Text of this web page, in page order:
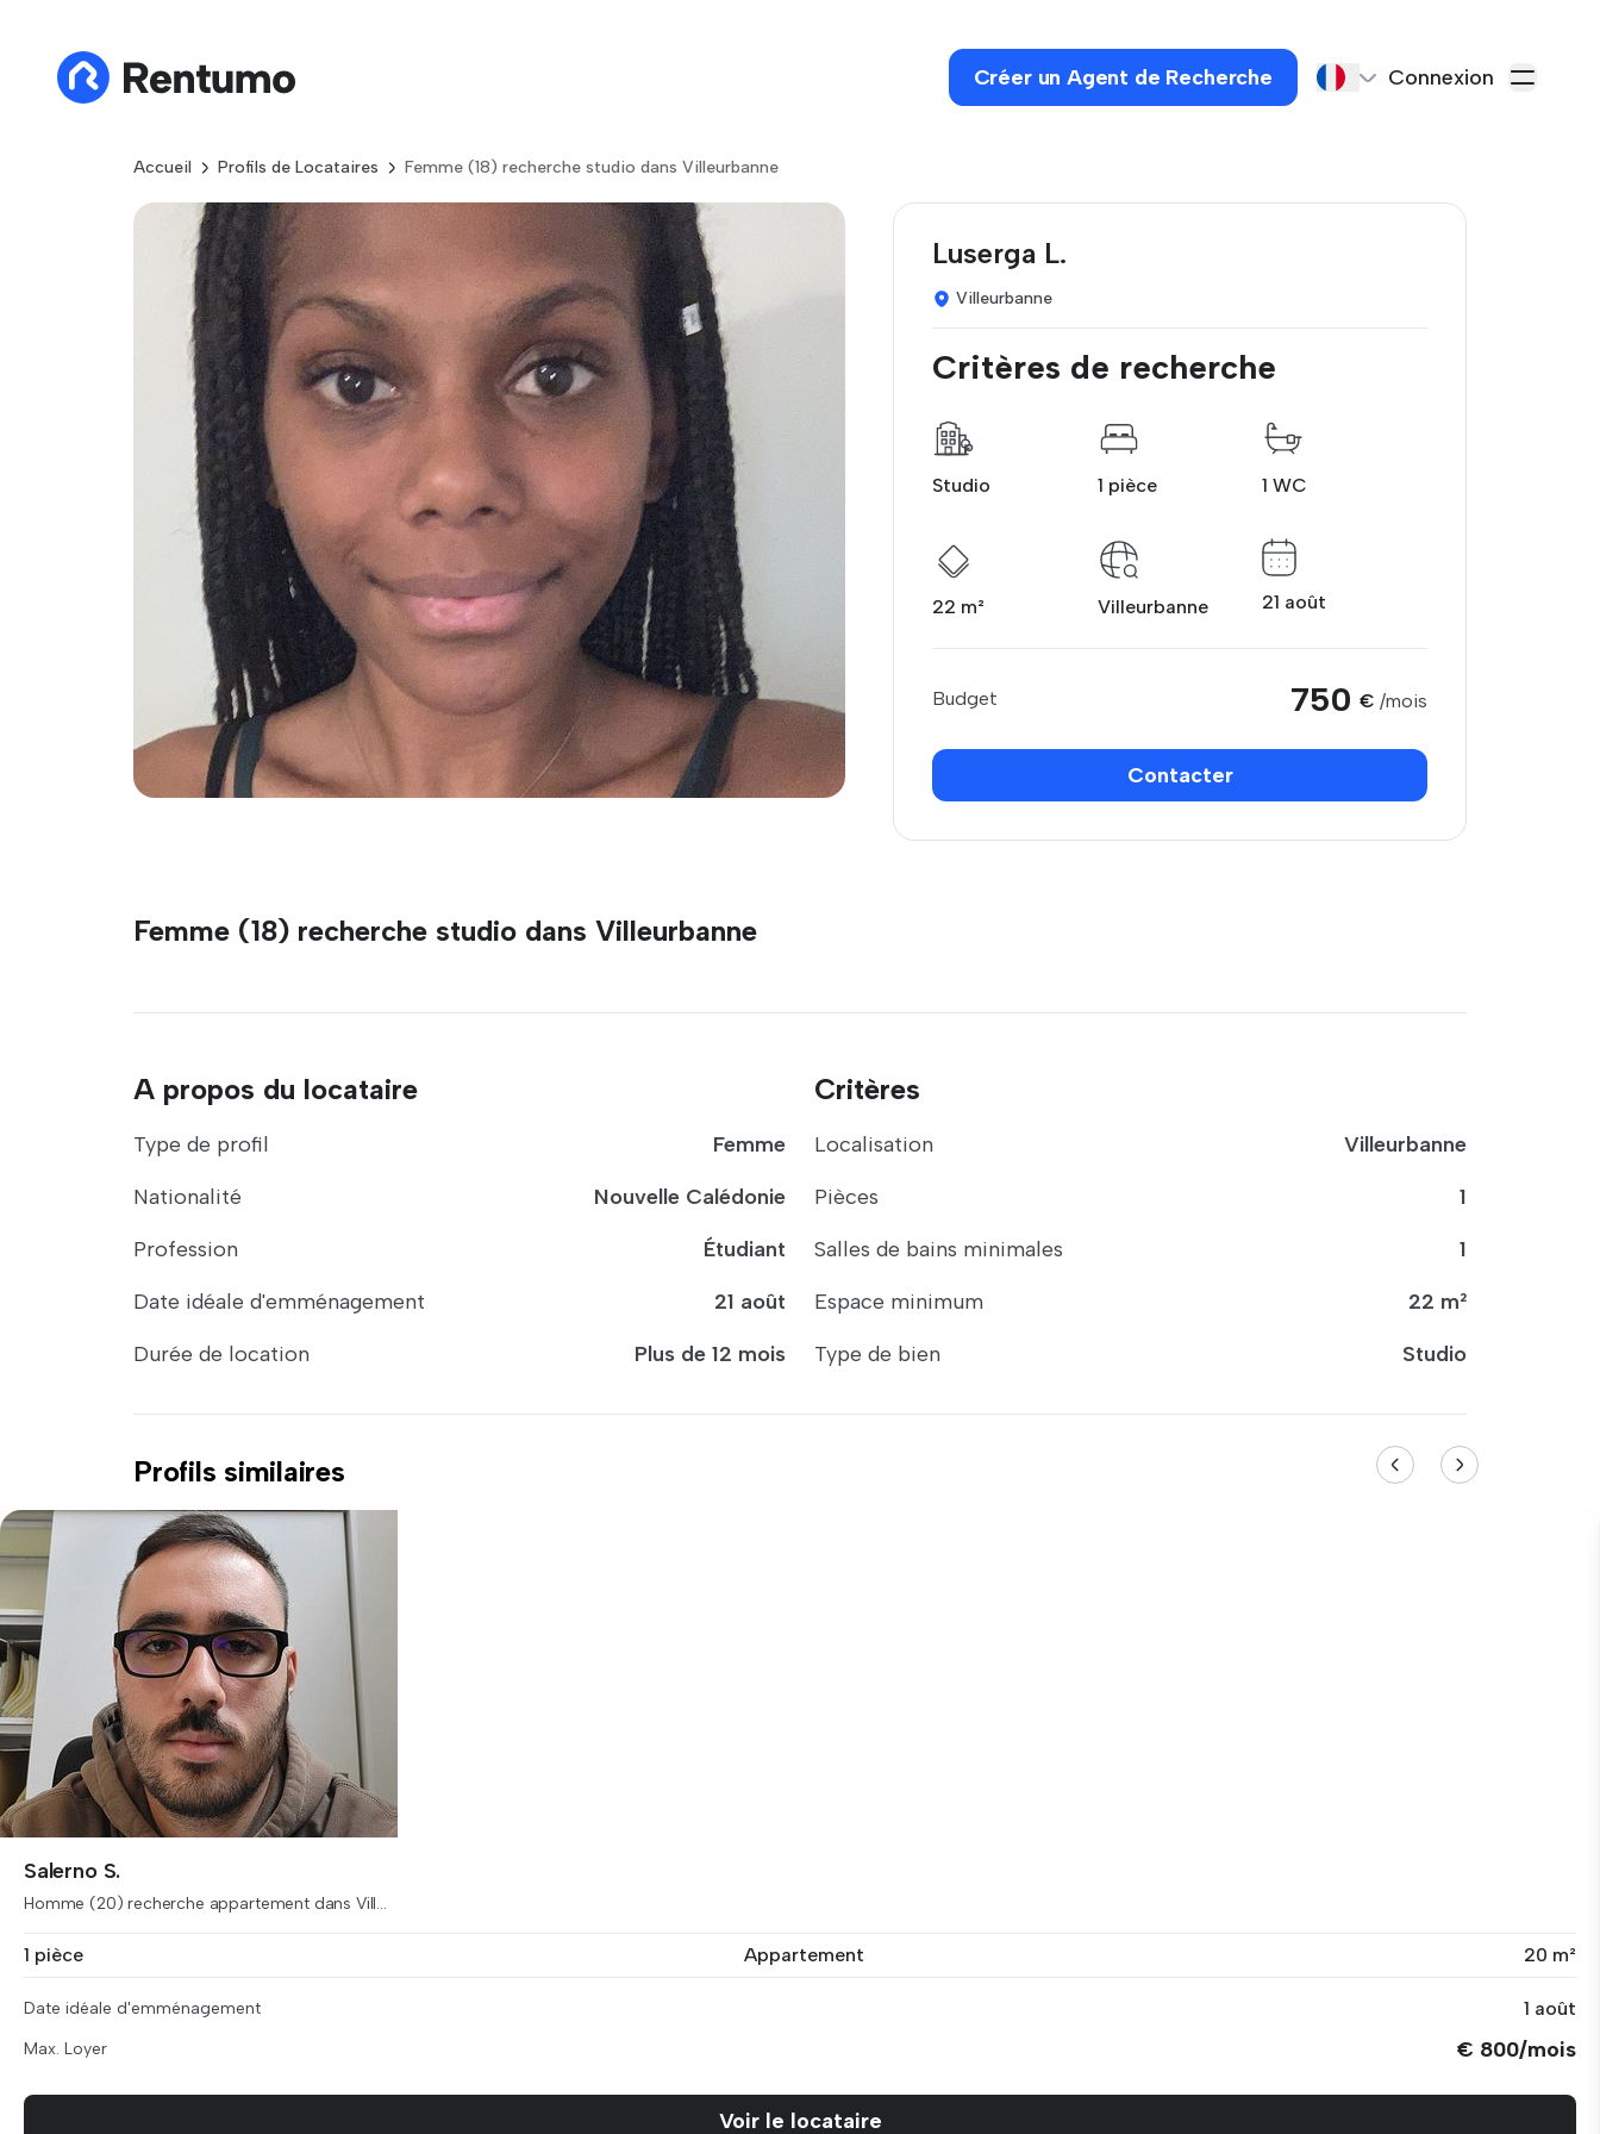
Créer un Agent de Recherche Connexion
Accueil Profils de Locataires Femme (18) recherche studio dans Villeurbanne
Luserga L.
Villeurbanne
Critères de recherche
Studio 1 pièce 1 WC
22 m² Villeurbanne 21 août
Budget 750 € /mois
Contacter
Femme (18) recherche studio dans Villeurbanne
A propos du locataire
Type de profil
Femme
Nationalité
Nouvelle Calédonie
Profession
Étudiant
Date idéale d'emménagement
21 août
Durée de location
Plus de 12 mois
Critères
Localisation
Villeurbanne
Pièces
1
Salles de bains minimales
1
Espace minimum
22 m²
Type de bien
Studio
Profils similaires
Salerno S.
Homme (20) recherche appartement dans Vill...
1 pièce Appartement 20 m²
Date idéale d'emménagement 1 août
Max. Loyer € 800/mois
Voir le locataire